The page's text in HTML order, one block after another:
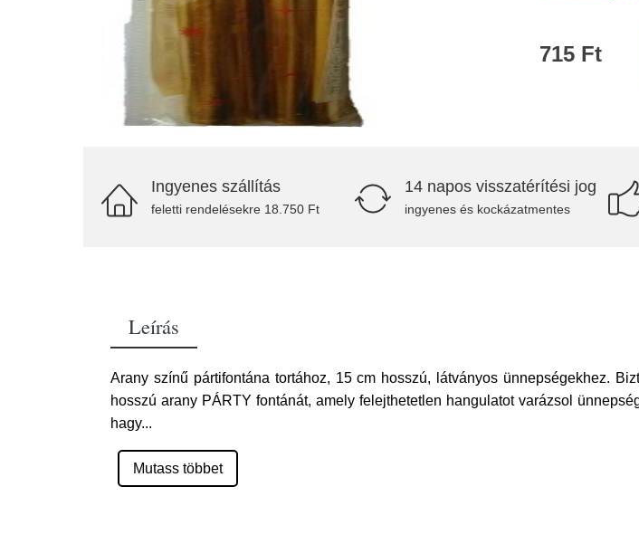
715 Ft
Ingyenes szállítás
feletti rendelésekre 18.750 Ft
14 napos visszatérítési jog
ingyenes és kockázatmentes
Leírás
Arany színű pártifontána tortához, 15 cm hosszú, látványos ünnepségekhez.
hosszú arany PÁRTY fontánát, amely felejthetetlen hangulatot varázsol
hagy...
Mutass többet